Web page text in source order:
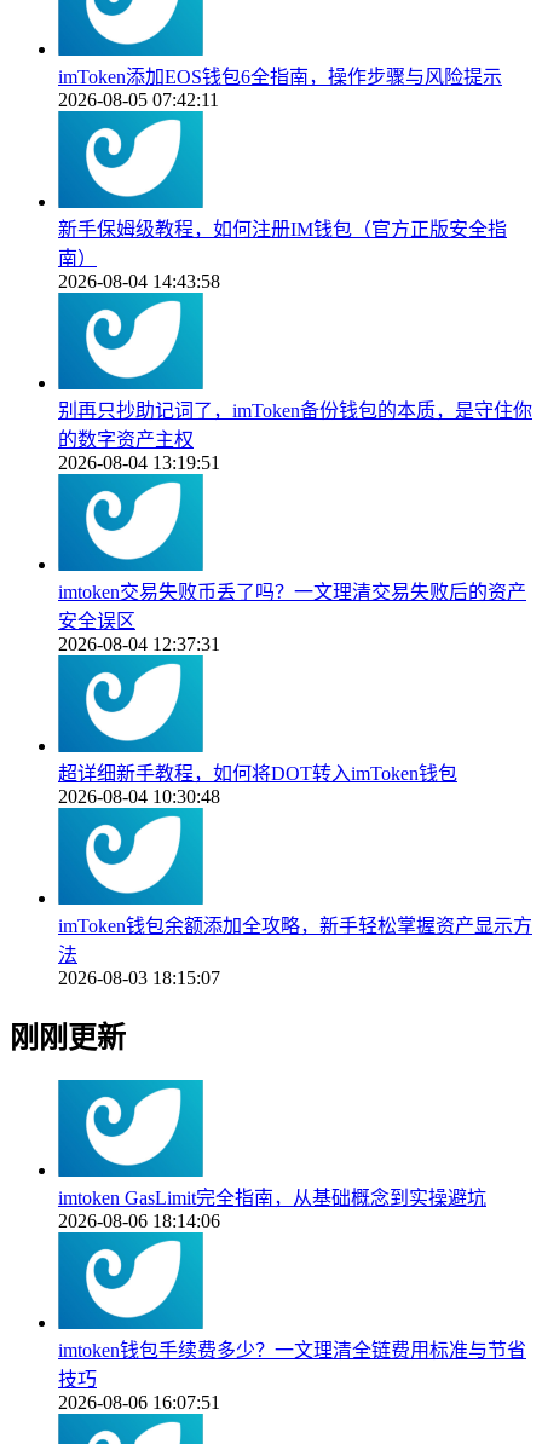
imToken添加EOS钱包6全指南，操作步骤与风险提示
2026-08-05 07:42:11
新手保姆级教程，如何注册IM钱包（官方正版安全指
南）
2026-08-04 14:43:58
别再只抄助记词了，imToken备份钱包的本质，是守住你
的数字资产主权
2026-08-04 13:19:51
imtoken交易失败币丢了吗？一文理清交易失败后的资产
安全误区
2026-08-04 12:37:31
超详细新手教程，如何将DOT转入imToken钱包
2026-08-04 10:30:48
imToken钱包余额添加全攻略，新手轻松掌握资产显示方
法
2026-08-03 18:15:07
刚刚更新
imtoken GasLimit完全指南，从基础概念到实操避坑
2026-08-06 18:14:06
imtoken钱包手续费多少？一文理清全链费用标准与节省
技巧
2026-08-06 16:07:51